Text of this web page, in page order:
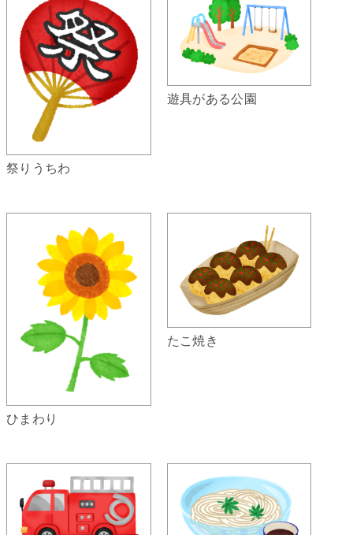
祭りうちわ
遊具がある公園
ひまわり
たこ焼き